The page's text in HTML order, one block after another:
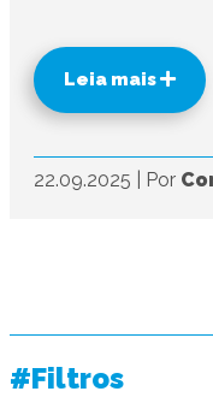
Leia mais
22.09.2025 Por
#Filtros